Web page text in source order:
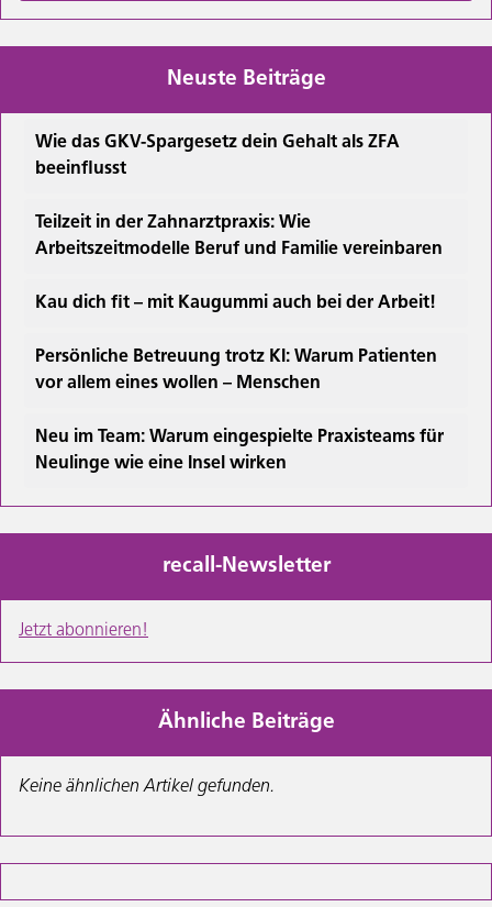
Neuste Beiträge
Wie das GKV-Spargesetz dein Gehalt als ZFA
beeinflusst
Teilzeit in der Zahnarztpraxis: Wie
Arbeitszeitmodelle Beruf und Familie vereinbaren
Kau dich fit – mit Kaugummi auch bei der Arbeit!
Persönliche Betreuung trotz KI: Warum Patienten
vor allem eines wollen – Menschen
Neu im Team: Warum eingespielte Praxisteams für
Neulinge wie eine Insel wirken
recall-Newsletter
Jetzt abonnieren!
Ähnliche Beiträge
Keine ähnlichen Artikel gefunden.